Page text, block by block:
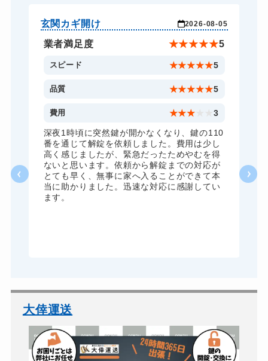
ドアノブカギ開け 10,780円～(税込)
ドアノブカギ交換 11,000円～(税込)
玄関カギ開け 2026-08-05
業者満足度 ★★★★★5
スピード ★★★★★5
品質 ★★★★★5
費用 ★★★ 3
深夜1時頃に突然鍵が開かなくなり、鍵の110
番を通じて解錠を依頼しました。費用は少し
高く感じましたが、緊急だったためやむを得
ないと思います。依頼から解錠までの対応が
とても早く、無事に家へ入ることができて本
当に助かりました。迅速な対応に感謝してい
ます。
大倖運送